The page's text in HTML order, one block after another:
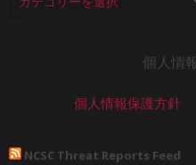
個人情
個人情報保護方針
NCSC Threat Reports Feed